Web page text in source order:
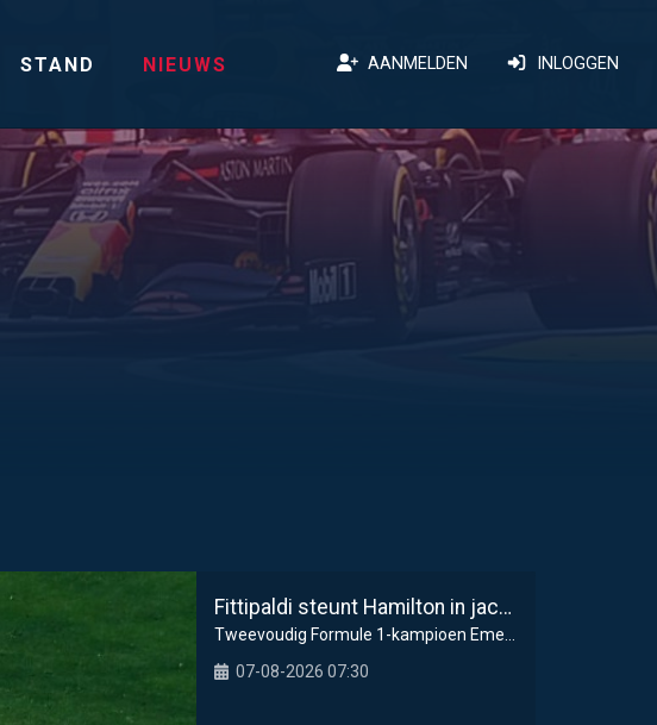
STAND NIEUWS AANMELDEN INLOGGEN
Fittipaldi steunt Hamilton in jacht op F1-titel met Ferrari
07-08-2026 07:30